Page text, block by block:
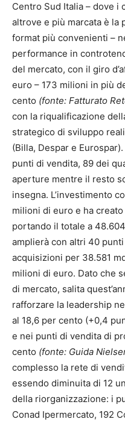
Centro Sud Italia – dove i
altrove e più marcata è la
format più convenienti –
performance in
del mercato, con il giro
euro – 173 milioni in più
cento (fonte: Fatturato
con la riqualificazione
strategico di sviluppo
(Billa, Despar e
punti di vendita, 89 dei
aperture mentre il resto
insegna. L’investimento
milioni di euro e ha
portando il totale a
amplierà con altri 40
acquisizioni per 38.581
milioni di euro. Dato che
di mercato, salita
rafforzare la leadership
al 18,6 per cento (+0,4
e nei punti di vendita di
cento (fonte: Guida
complesso la rete di
essendo diminuita di 12
della riorganizzazione: i
Conad Ipermercato, 192